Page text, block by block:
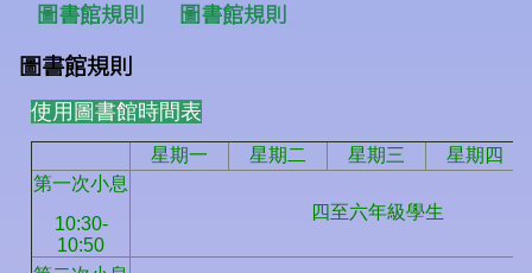
圖書館規則 圖書館規則
圖書館規則